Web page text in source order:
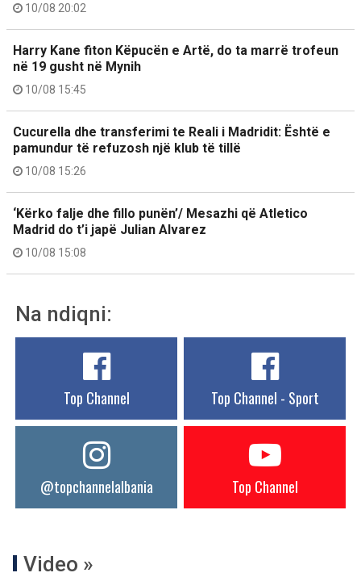
10/08 20:02
Harry Kane fiton Këpucën e Artë, do ta marrë trofeun
në 19 gusht në Mynih
10/08 15:45
Cucurella dhe transferimi te Reali i Madridit: Është e
pamundur të refuzosh një klub të tillë
10/08 15:26
‘Kërko falje dhe fillo punën’/ Mesazhi që Atletico
Madrid do t’i japë Julian Alvarez
10/08 15:08
Na ndiqni:
Top Channel Top Channel - Sport
@topchannelalbania Top Channel
Video »